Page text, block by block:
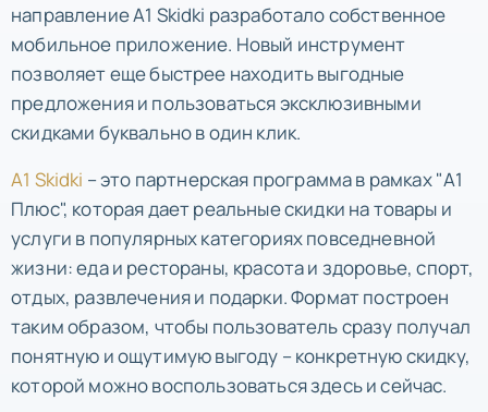
направление A1 Skidki разработало собственное
мобильное приложение. Новый инструмент
позволяет еще быстрее находить выгодные
предложения и пользоваться эксклюзивными
скидками буквально в один клик.
A1 Skidki – это партнерская программа в рамках "А1
Плюс", которая дает реальные скидки на товары и
услуги в популярных категориях повседневной
жизни: еда и рестораны, красота и здоровье, спорт,
отдых, развлечения и подарки. Формат построен
таким образом, чтобы пользователь сразу получал
понятную и ощутимую выгоду – конкретную скидку,
которой можно воспользоваться здесь и сейчас.